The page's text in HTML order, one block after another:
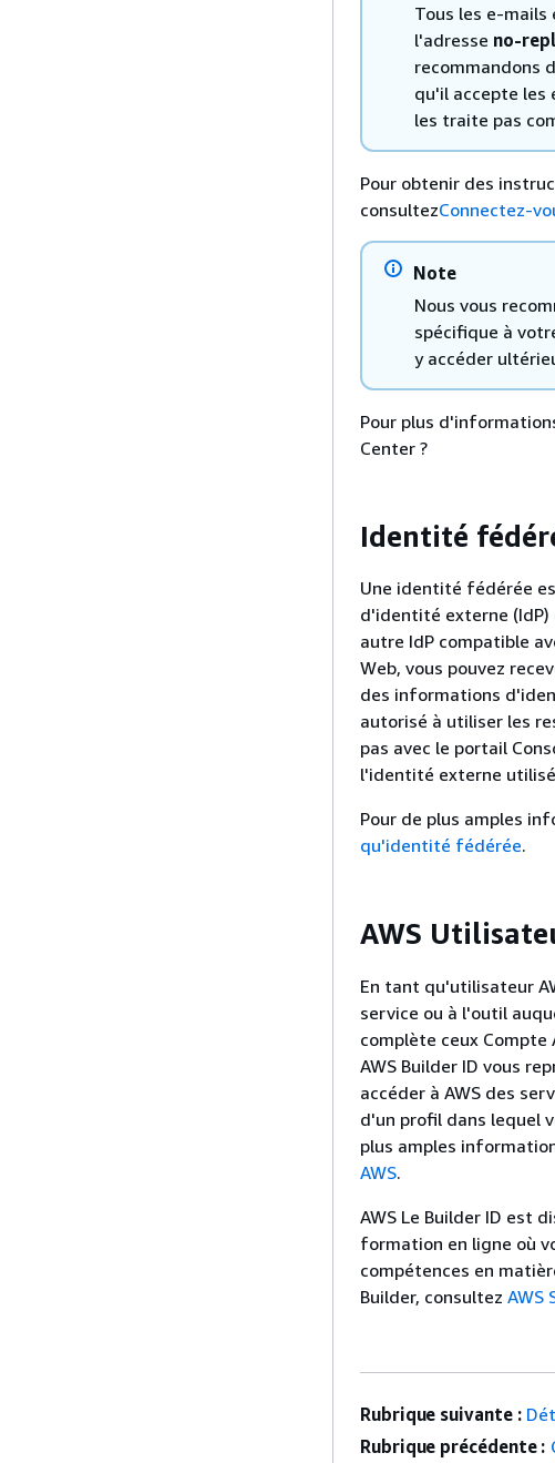
Tous les e-mails
l'adresse no-
recommandons
qu'il accepte les
les traite pas
Pour obtenir des
consultezConnectez-
Note
Nous vous
spécifique à
y accéder
Pour plus
Center ?
Identité
Une identité fédérée
d'identité externe (IdP)
autre IdP compatible
Web, vous pouvez
des informations
autorisé à utiliser les
pas avec le portail
l'identité externe
Pour de plus amples
qu'identité fédérée.
AWS
En tant qu'utilisateur
service ou à l'outil
complète ceux Compte
AWS Builder ID vous
accéder à AWS des
d'un profil dans lequel
plus amples
AWS.
AWS Le Builder ID est
formation en ligne où
compétences en
Builder, consultez AWS
Rubrique suivante :
Rubrique précédente :